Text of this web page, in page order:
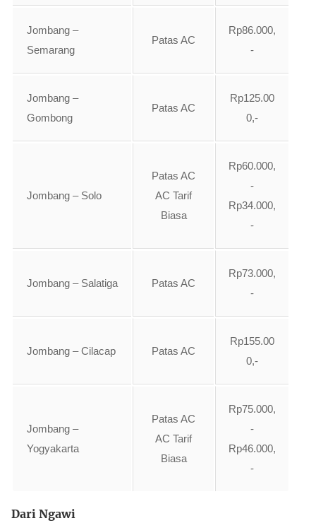
Jombang –
Semarang
Patas AC
Rp86.000,
-
Jombang –
Gombong
Patas AC
Rp125.00
0,-
Jombang – Solo
Patas AC
AC Tarif
Biasa
Rp60.000,
-
Rp34.000,
-
Jombang – Salatiga Patas AC
Rp73.000,
-
Jombang – Cilacap Patas AC
Rp155.00
0,-
Jombang –
Yogyakarta
Patas AC
AC Tarif
Biasa
Rp75.000,
-
Rp46.000,
-
Dari Ngawi